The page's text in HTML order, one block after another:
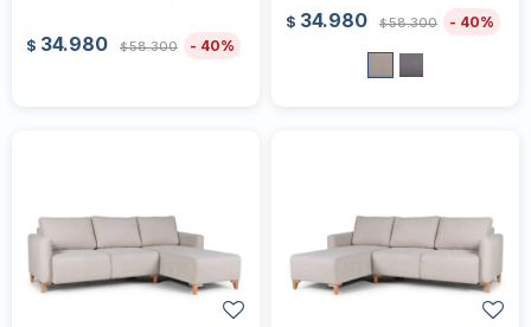
$ 34.980 $58.300 40
$ 34.980 $58.300 40